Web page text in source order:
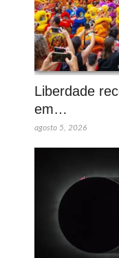
Liberdade
em…
agosto 5, 2026